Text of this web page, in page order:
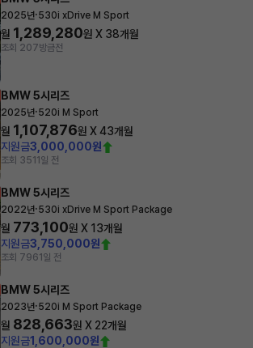
2025년·530i xDrive M Sport
월 1,289,280원 X 38개월
조회 207방금전
BMW 5시리즈
2025년·520i M Sport
월 1,107,876원 X43개월
지원금3,000,000원
조회 351 1일 전
BMW 5시리즈
2022년·530i xDrive M Sport Package
월 773,100원 X 13개월
지원금3,750,000원
조회 7961일 전
BMW 5시리즈
2023년·520i M Sport Package
월 828,663원 X 22개월
지원금1,600,000원